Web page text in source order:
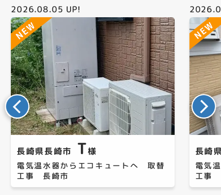
2026.08.05 UP!
長崎県長崎市 T様
電気温水器からエコキュートへ 取替
工事 長崎市
長崎
電気
工事